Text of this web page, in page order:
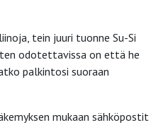
tein juuri tuonne Su-Si
odotettavissa on että he
palkintosi suoraan
mukaan sähköpostit